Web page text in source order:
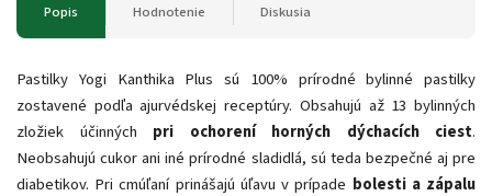
Popis Hodnotenie Diskusia
Pastilky Yogi Kanthika Plus sú 100% prírodné bylinné pastilky
zostavené podľa ajurvédskej receptúry. Obsahujú až 13 bylinných
zložiek účinných pri ochorení horných dýchacích ciest.
Neobsahujú cukor ani iné prírodné sladidlá, sú teda bezpečné aj pre
diabetikov. Pri cmúľaní prinášajú úľavu v prípade bolesti a zápalu